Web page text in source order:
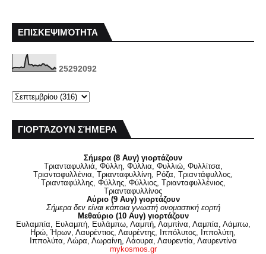
ΕΠΙΣΚΕΨΙΜΌΤΗΤΑ
25292092
ΓΙΟΡΤΆΖΟΥΝ ΣΉΜΕΡΑ
Σήμερα (8 Αυγ) γιορτάζουν
Τριανταφυλλιά, Φύλλη, Φύλλια, Φυλλιώ, Φυλλίτσα,
Τριανταφυλλένια, Τριανταφυλλίνη, Ρόζα, Τριαντάφυλλος,
Τριανταφύλλης, Φύλλης, Φύλλιος, Τριανταφυλλένιος,
Τριανταφυλλίνος
Αύριο (9 Αυγ) γιορτάζουν
Σήμερα δεν είναι κάποια γνωστή ονομαστική εορτή
Μεθαύριο (10 Αυγ) γιορτάζουν
Ευλαμπία, Ευλαμπή, Ευλάμπω, Λαμπή, Λαμπίνα, Λαμπία, Λάμπω,
Ηρώ, Ήρων, Λαυρέντιος, Λαυρέντης, Ιππόλυτος, Ιππολύτη,
Ιππολύτα, Λώρα, Λωραίνη, Λάουρα, Λαυρεντία, Λαυρεντίνα
mykosmos.gr